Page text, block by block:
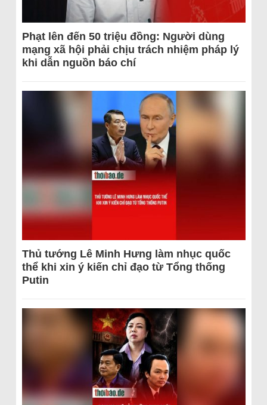
Phạt lên đến 50 triệu đồng: Người dùng
mạng xã hội phải chịu trách nhiệm pháp lý
khi dẫn nguồn báo chí
Thủ tướng Lê Minh Hưng làm nhục quốc
thể khi xin ý kiến chỉ đạo từ Tổng thống
Putin